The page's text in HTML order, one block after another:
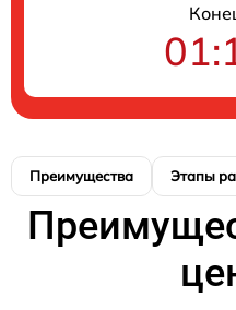
Преимущества Этапы